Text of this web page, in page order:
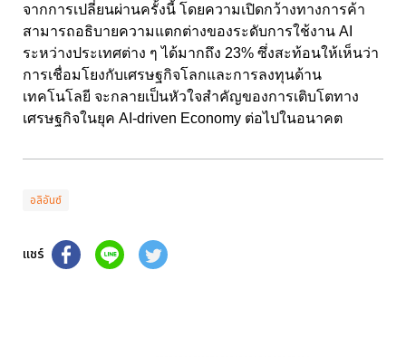
จากการเปลี่ยนผ่านครั้งนี้ โดยความเปิดกว้างทางการค้า
สามารถอธิบายความแตกต่างของระดับการใช้งาน AI
ระหว่างประเทศต่าง ๆ ได้มากถึง 23% ซึ่งสะท้อนให้เห็นว่า
การเชื่อมโยงกับเศรษฐกิจโลกและการลงทุนด้าน
เทคโนโลยี จะกลายเป็นหัวใจสำคัญของการเติบโตทาง
เศรษฐกิจในยุค AI-driven Economy ต่อไปในอนาคต
อลิอันซ์
แชร์